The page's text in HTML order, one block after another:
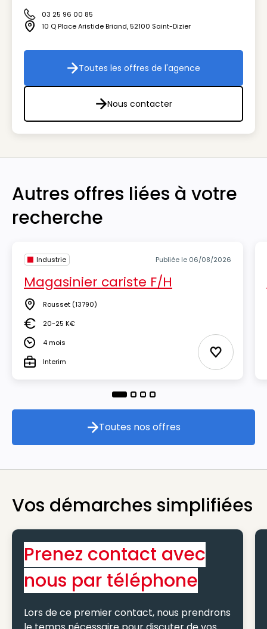
Icône téléphone
03 25 96 00 85
Icône adresse
10 Q Place Aristide Briand,52100 Saint-Dizier
Toutes les offres de l'agence
Toutes les offres de l'agence
Nous contacter
Nous contacter
Autres offres liées à votre
recherche
Industrie Publiée le 06/08/2026
Magasinier cariste F/H
Lieu Rousset (13790)
Salaire20-25 K€
Durée4 mois
TypeInterim Ajouter
Toutes nos offres
Toutes nos offres
Vos démarches simplifiées
Prenez contact avec
nous par téléphone
Lors de ce premier contact, nous prendrons